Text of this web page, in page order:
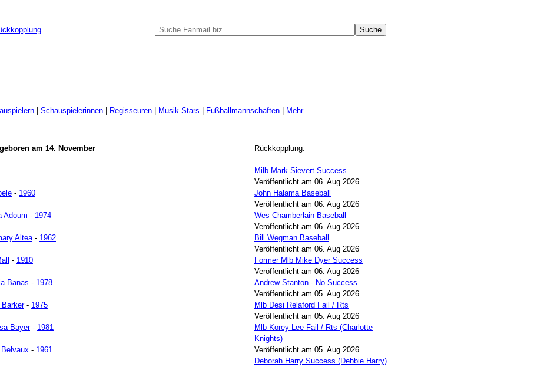
Schauspielerinnen Regisseuren Musik Stars Fußballmannschaften Mehr...
am 14. November
- 1960
Adoum - 1974
Altea- 1962
- 1910
Banas - 1978
- 1975
Bayer- 1981
Belvaux - 1961
Rückkopplung:
Milb Mark Sievert Success
Veröffentlicht am 06. Aug 2026
John Halama Baseball
Veröffentlicht am 06. Aug 2026
Wes Chamberlain Baseball
Veröffentlicht am 06. Aug 2026
Bill Wegman Baseball
Veröffentlicht am 06. Aug 2026
Former Mlb Mike Dyer Success
Veröffentlicht am 06. Aug 2026
Andrew Stanton - No Success
Veröffentlicht am 05. Aug 2026
Mlb Desi Relaford Fail / Rts
Veröffentlicht am 05. Aug 2026
Mlb Korey Lee Fail / Rts (Charlotte
Knights)
Veröffentlicht am 05. Aug 2026
Deborah Harry Success (Debbie Harry)